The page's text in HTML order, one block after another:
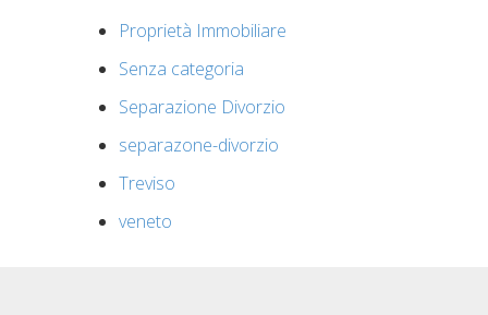
Proprietà Immobiliare
Senza categoria
Separazione Divorzio
separazone-divorzio
Treviso
veneto